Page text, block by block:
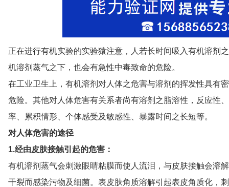
正在进行有机实验的实验猿注意，人若长时间吸入有机溶剂
机溶剂蒸气之下，也会有急性中毒致命的危险。
在工业卫生上，有机溶剂对人体之危害与溶剂的挥发性具有
危险。其他对人体危害有关系者尚有溶剂之脂溶性，反应性
率、累积情形、个体感受及敏感性、暴露时间之长短等。
对人体危害的途径
1.经由皮肤接触引起的危害：
有机溶剂蒸气会刺激眼睛粘膜而使人流泪，与皮肤接触会溶
干裂而感染污物及细菌。表皮肤角质溶解引起表皮角质化，